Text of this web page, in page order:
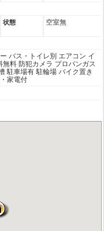
状態 空室無
バス・トイレ別 エアコン イ
無料 防犯カメラ プロパンガス
駐車場有 駐輪場 バイク置き
家電付